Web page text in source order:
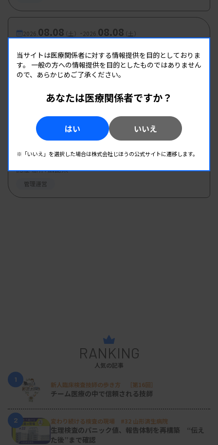
2026. 08.08（土） -2026. 08.08（土）
第1回愛臨技学術部研修会
主催 :愛媛県臨床検査技師会
開催場所 : 愛媛県
2026.08.09 （日） 08.09 （日）
東部地区 広島県精度管理報告会
主催 :広島県臨床検査技師会
開催場所 : 広島県
管理運営
RANKING
人気の記事
1
新人臨床検査技師の歩き方 ［第16回］
チーム医療の中で信頼される技師
2 変わり続ける検査の現場 #32 山形済生病院
生理検査のパニック値、報告体制を再構築 “伝え
た後”まで確認
当サイトは医療関係者に対する情報提供を目的としておりま
す。 一般の方への情報提供を目的としたものではありません
ので、あらかじめご了承ください。
あなたは医療関係者ですか？
はい いいえ
※「いいえ」を選択した場合は株式会社じほうの公式サイトに遷移します。